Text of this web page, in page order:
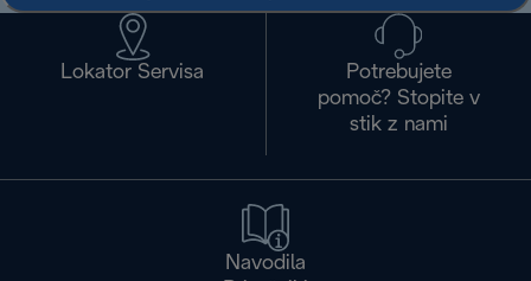
Lokator Servisa
Potrebujete
pomoč? Stopite v
stik z nami
Navodila